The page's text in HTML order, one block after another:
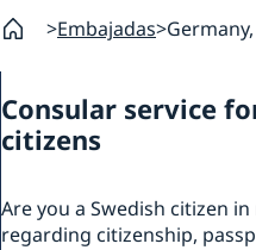
Embajadas
Consular service
citizens
Are you a Swedish citizen
regarding citizenship,